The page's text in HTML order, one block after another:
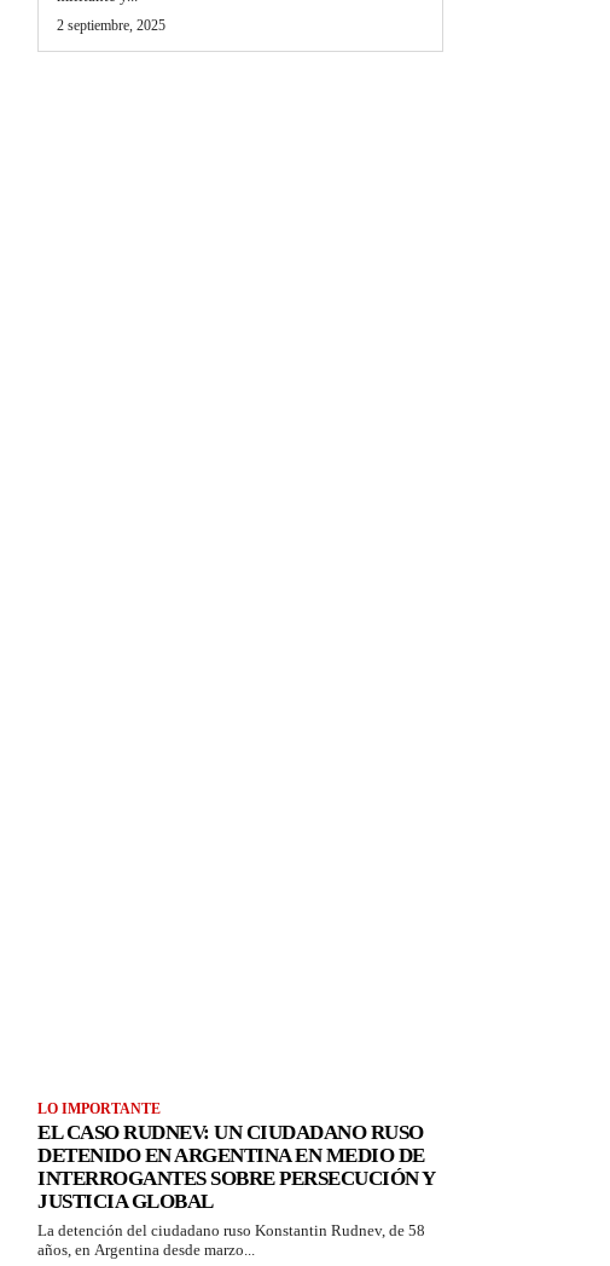
2 septiembre, 2025
LO IMPORTANTE
EL CASO RUDNEV: UN CIUDADANO RUSO
DETENIDO EN ARGENTINA EN MEDIO DE
INTERROGANTES SOBRE PERSECUCIÓN Y
JUSTICIA GLOBAL
La detención del ciudadano ruso Konstantin Rudnev, de 58
años, en Argentina desde marzo...